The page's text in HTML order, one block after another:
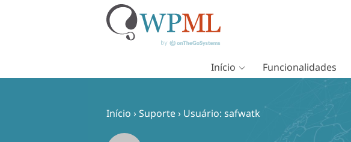
Início Funcionalidades
Início ›Suporte› Usuário: safwatk